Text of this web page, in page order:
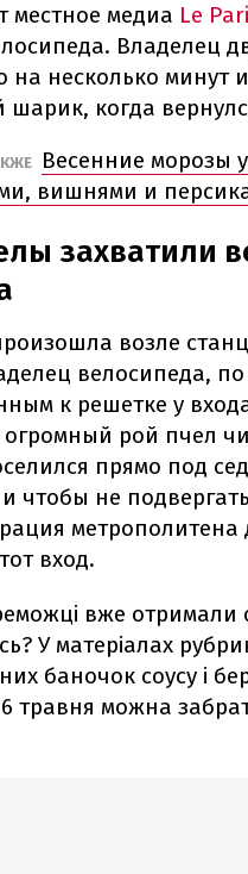
местное медиа Le
Владелец
на несколько минут
когда
Весенние морозы
вишнями и
захватили
возле
велосипеда,
к решетке у
огромный рой пчел
прямо под
чтобы не
вход.
вже отримали
У матеріалах
баночок соусу і
травня можна